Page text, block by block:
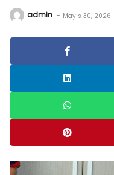
admin - Mayıs 30, 2026